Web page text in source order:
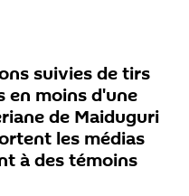
suivies de tirs
en moins d'une
de Maiduguri
les médias
à des témoins